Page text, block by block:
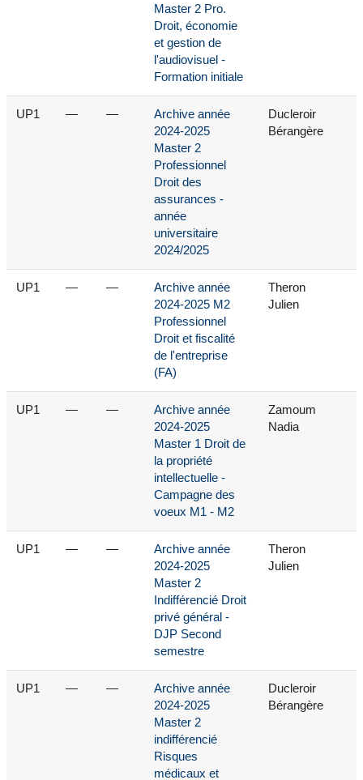
Master 2 Pro.
Droit, économie
et gestion de
l'audiovisuel -
Formation initiale
UP1 — —
Archive année
2024-2025
Master 2
Professionnel
Droit des
assurances -
année
universitaire
2024/2025
Ducleroir
Bérangère
UP1 — —
Archive année
2024-2025 M2
Professionnel
Droit et fiscalité
de l'entreprise
(FA)
Theron
Julien
UP1 — —
Archive année
2024-2025
Master 1 Droit de
la propriété
intellectuelle -
Campagne des
voeux M1 - M2
Zamoum
Nadia
UP1 — —
Archive année
2024-2025
Master 2
Indifférencié Droit
privé général -
DJP Second
semestre
Theron
Julien
UP1 — —
Archive année
2024-2025
Master 2
indifférencié
Risques
médicaux et
Ducleroir
Bérangère